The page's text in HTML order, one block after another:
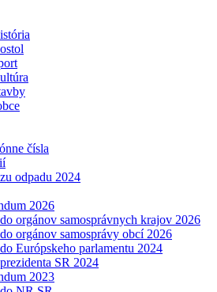
čísla
odpadu 2024
2026
orgánov samosprávnych krajov 2026
orgánov samosprávy obcí 2026
Európskeho parlamentu 2024
SR 2024
2023